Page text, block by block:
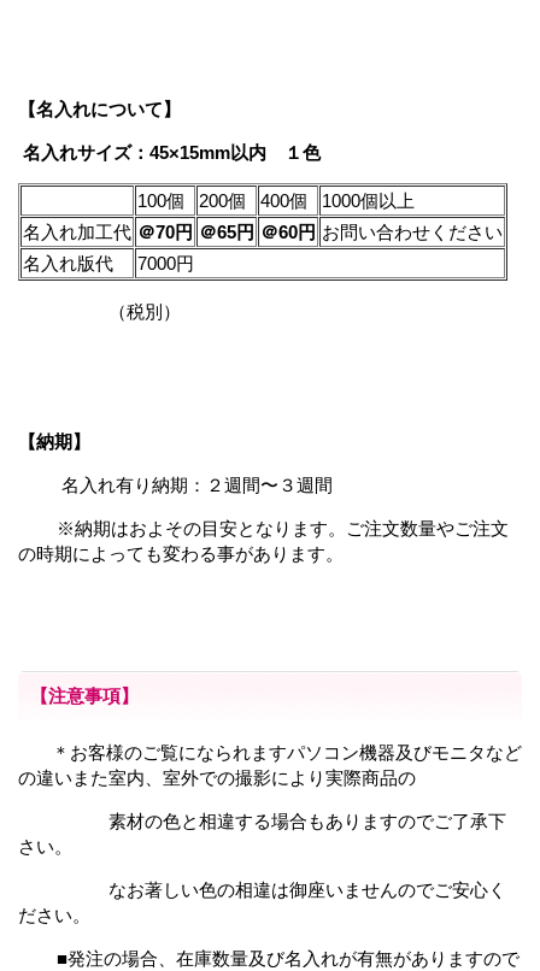
【名入れについて】
名入れサイズ：45×15mm以内 １色
100個 200個 400個
1000個以上
名入れ加工代 ＠70円 ＠65円 ＠60円 お問い合わせください
名入れ版代
7000円
（税別）
【納期】
名入れ有り納期：２週間〜３週間
※納期はおよその目安となります。ご注文数量やご注文
の時期によっても変わる事があります。
【注意事項】
＊お客様のご覧になられますパソコン機器及びモニタなど
の違いまた室内、室外での撮影により実際商品の
素材の色と相違する場合もありますのでご了承下
さい。
なお著しい色の相違は御座いませんのでご安心く
ださい。
■発注の場合、在庫数量及び名入れが有無がありますので